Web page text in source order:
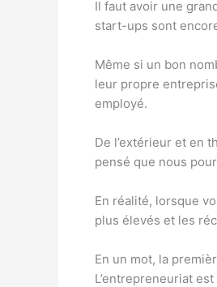
Il faut avoir une
start-ups sont
Même si un bon
leur propre
employé.
De l’extérieur et en
pensé que nous
En réalité, lorsque
plus élevés et les
En un mot, la
L’entrepreneuriat